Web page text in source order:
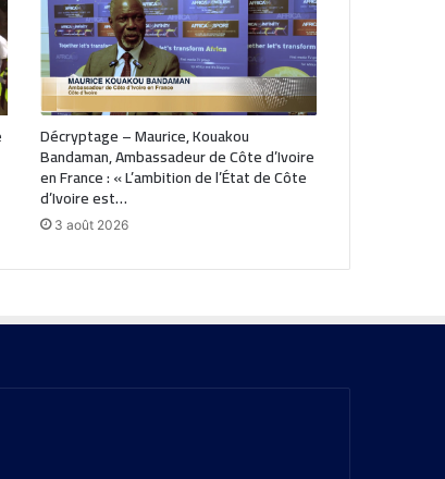
Décryptage – Maurice, Kouakou
Bandaman, Ambassadeur de Côte d’Ivoire
en France : « L’ambition de l’État de Côte
d’Ivoire est…
3 août 2026